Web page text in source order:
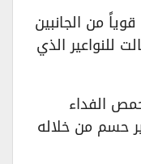
من الجانبين
للنواعير الذي
الفداء
حسم من خلاله